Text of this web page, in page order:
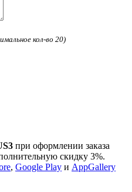
кол-во 20)
при оформлении заказа
скидку 3%.
, Google Play и AppGallery